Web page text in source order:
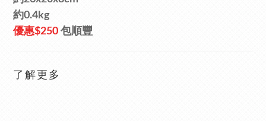
約0.4kg
優惠$250 包順豐
了解更多